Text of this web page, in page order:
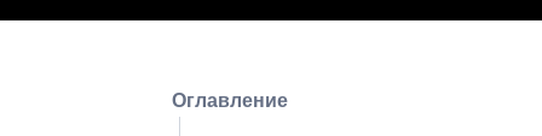
Физические явления
Оглавление